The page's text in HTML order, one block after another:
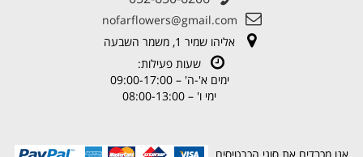
nofarflowers@gmail.com
אליהו שמיר 1, משמר השבעה
שעות פעילות:
ימים א'-ה' – 09:00-17:00
ימי ו' – 08:00-13:00